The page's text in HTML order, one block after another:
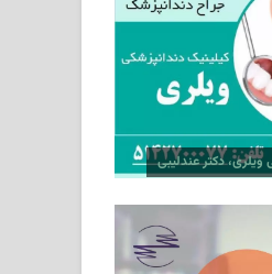
ویلری، دکتر عندلیبی